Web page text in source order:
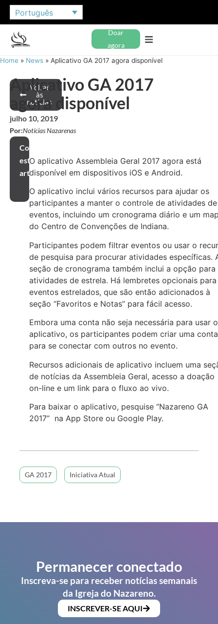
Português
Doar
agora
Home » News » Aplicativo GA 2017 agora disponível
Voltar
às
notícias
Aplicativo GA 2017
agora disponível
julho 10, 2019
Por:Notícias Nazarenas
Compartilhar
este
artigo
O aplicativo Assembleia Geral 2017 agora está
disponível em dispositivos iOS e Android.
O aplicativo inclui vários recursos para ajudar os
participantes a manter o controle de atividades de
eventos, incluindo um cronograma diário e um
do Centro de Convenções de Indiana.
Participantes podem filtrar eventos ou usar o
de pesquisa para procurar atividades específicas.
seção de cronograma também inclui a opção para
atividades de estrela. Há lembretes opcionais para
eventos estrelados, que são então adicionados à
seção “Favoritos e Notas” para fácil acesso.
Embora uma conta não seja necessária para usar o
aplicativo, os participantes podem criar uma conta
para se conectar com outros no evento.
Recursos adicionais de aplicativo incluem uma
de notícias da Assembleia Geral, acesso a doação
on-line e um link para o fluxo ao vivo.
Para baixar o aplicativo, pesquise “Nazareno GA
2017” na App Store ou Google Play.
GA 2017 Iniciativa Atual
Permanecer conectado
Inscreva-se para receber notícias semanais
da Igreja do Nazareno.
INSCREVER-SE AQUI